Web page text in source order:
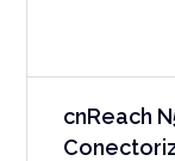
cnReach